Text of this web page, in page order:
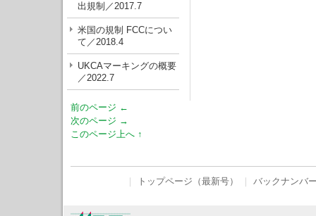
出規制／2017.7
米国の規制 FCCについ
て／2018.4
UKCAマーキングの概要
／2022.7
前のページ ←
次のページ →
このページ上へ ↑
トップページ（最新号） バックナンバ